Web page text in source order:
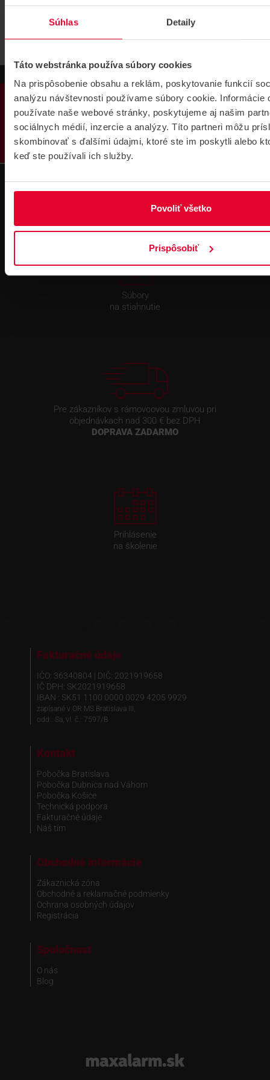
Súhlas Detaily
Táto webstránka používa súbory cookies
Na prispôsobenie obsahu a reklám, poskytovanie funkcií
analýzu návštevnosti používame súbory cookie. Informácie
používate naše webové stránky, poskytujeme aj našim
sociálnych médií, inzercie a analýzy. Títo partneri môžu
skombinovať s ďalšími údajmi, ktoré ste im poskytli alebo
keď ste používali ich služby.
Povoliť všetko
Prispôsobiť
PRODUKTY
Technická
podpora 24/7
Podpora cez
TeamViewer
Súbory
na stiahnutie
Pre zákazníkov s rámovcovou zmluvou pri
objednávkach nad 300 € bez DPH
DOPRAVA ZADARMO
Prihlásenie
na školenie
Fakturačné údaje
IČO: 36340804 | DIČ: 2021919658
IČ DPH: SK2021919658
IBAN : SK51 1100 0000 0029 4205 9929
zapísané v OR MS Bratislava III,
odd.: Sa, vl. č.: 7597/B
Kontakt
Pobočka Bratislava
Pobočka Dubnica nad Váhom
Pobočka Košice
Technická podpora
Fakturačné údaje
Náš tím
Obchodné informácie
Zákaznická zóna
Obchodné a reklamačné podmienky
Ochrana osobných údajov
Registrácia
Spoločnosť
O nás
Blog
www.maxalarm.sk